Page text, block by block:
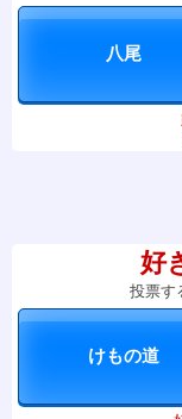
好
投票す